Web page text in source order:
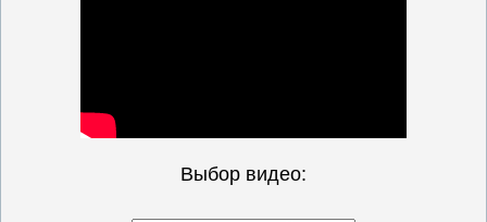
Выбор видео: